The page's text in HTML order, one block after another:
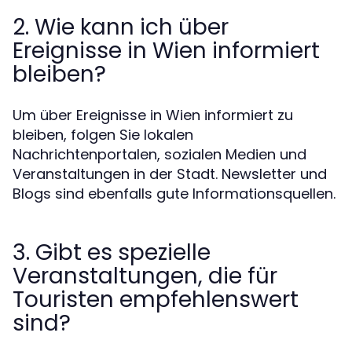
2. Wie kann ich über
Ereignisse in Wien informiert
bleiben?
Um über Ereignisse in Wien informiert zu
bleiben, folgen Sie lokalen
Nachrichtenportalen, sozialen Medien und
Veranstaltungen in der Stadt. Newsletter und
Blogs sind ebenfalls gute Informationsquellen.
3. Gibt es spezielle
Veranstaltungen, die für
Touristen empfehlenswert
sind?